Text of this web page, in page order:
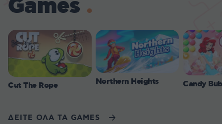
Games
Cut The Rope Northern Heights Candy
ΔΕΙΤΕ ΟΛΑ ΤΑ GAMES